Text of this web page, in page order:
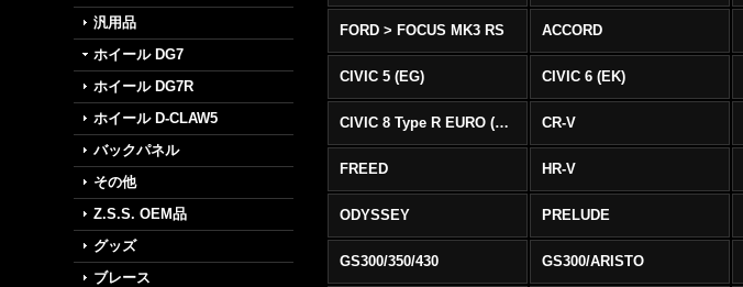
汎用品
ホイール DG7
ホイール DG7R
ホイール D-CLAW5
バックパネル
その他
Z.S.S. OEM品
グッズ
ブレース
FORD > FOCUS MK3 RS ACCORD
CIVIC 5 (EG) CIVIC 6 (EK)
CIVIC 8 Type R EURO (FN) CR-V
FREED HR-V
ODYSSEY PRELUDE
GS300/350/430 GS300/ARISTO